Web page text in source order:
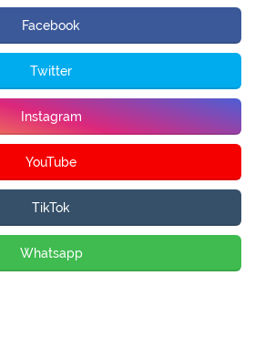
Facebook
Twitter
Instagram
YouTube
TikTok
Whatsapp